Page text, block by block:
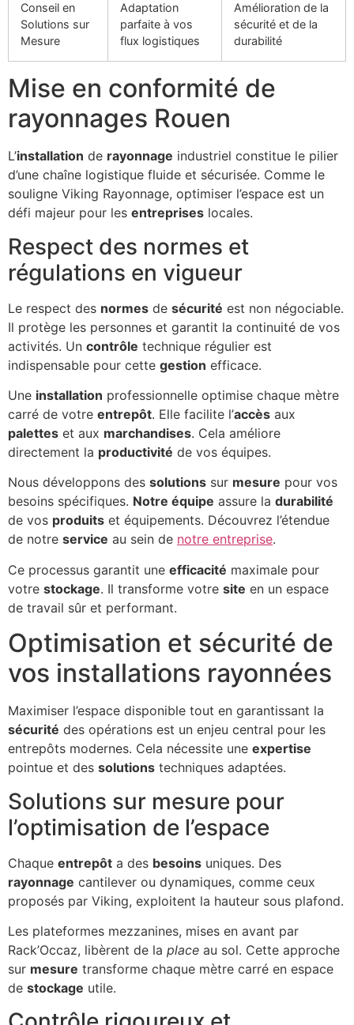
Conseil en
Solutions sur
Mesure
Adaptation
parfaite à vos
flux logistiques
Amélioration de la
sécurité et de la
durabilité
Mise en conformité de
rayonnages Rouen
L’installation de rayonnage industriel constitue le pilier
d’une chaîne logistique fluide et sécurisée. Comme le
souligne Viking Rayonnage, optimiser l’espace est un
défi majeur pour les entreprises locales.
Respect des normes et
régulations en vigueur
Le respect des normes de sécurité est non négociable.
Il protège les personnes et garantit la continuité de vos
activités. Un contrôle technique régulier est
indispensable pour cette gestion efficace.
Une installation professionnelle optimise chaque mètre
carré de votre entrepôt. Elle facilite l’accès aux
palettes et aux marchandises. Cela améliore
directement la productivité de vos équipes.
Nous développons des solutions sur mesure pour vos
besoins spécifiques. Notre équipe assure la durabilité
de vos produits et équipements. Découvrez l’étendue
de notre service au sein de notre entreprise.
Ce processus garantit une efficacité maximale pour
votre stockage. Il transforme votre site en un espace
de travail sûr et performant.
Optimisation et sécurité de
vos installations rayonnées
Maximiser l’espace disponible tout en garantissant la
sécurité des opérations est un enjeu central pour les
entrepôts modernes. Cela nécessite une expertise
pointue et des solutions techniques adaptées.
Solutions sur mesure pour
l’optimisation de l’espace
Chaque entrepôt a des besoins uniques. Des
rayonnage cantilever ou dynamiques, comme ceux
proposés par Viking, exploitent la hauteur sous plafond.
Les plateformes mezzanines, mises en avant par
Rack’Occaz, libèrent de la place au sol. Cette approche
sur mesure transforme chaque mètre carré en espace
de stockage utile.